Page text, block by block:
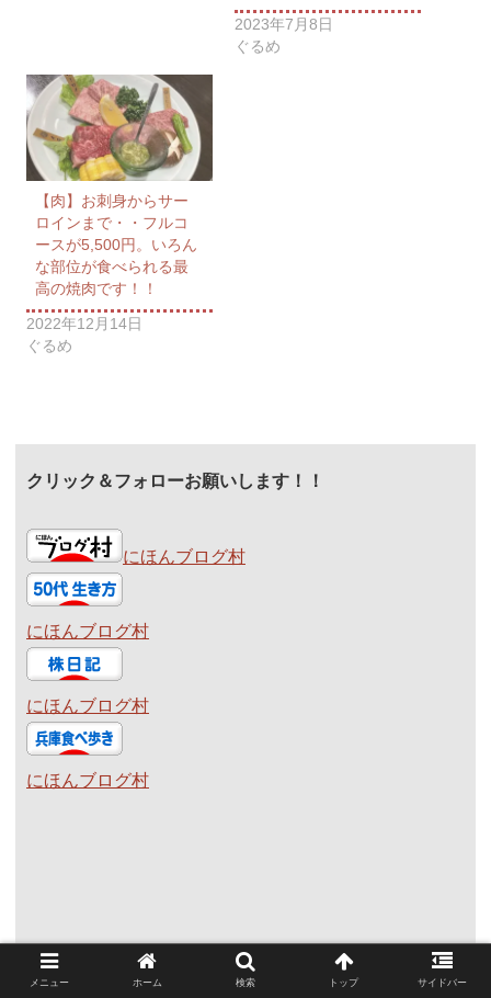
2023年7月8日
ぐるめ
【肉】お刺身からサー
ロインまで・・フルコ
ースが5,500円。いろん
な部位が食べられる最
高の焼肉です！！
2022年12月14日
ぐるめ
クリック＆フォローお願いします！！
にほんブログ村
にほんブログ村
にほんブログ村
にほんブログ村
メニュー ホーム 検索 トップ サイドバー